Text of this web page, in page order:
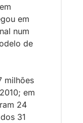
em
num
de
milhões
em
24
31